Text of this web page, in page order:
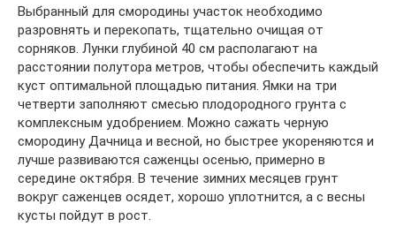
Выбранный для смородины участок необходимо
разровнять и перекопать, тщательно очищая от
сорняков. Лунки глубиной 40 см располагают на
расстоянии полутора метров, чтобы обеспечить каждый
куст оптимальной площадью питания. Ямки на три
четверти заполняют смесью плодородного грунта с
комплексным удобрением. Можно сажать черную
смородину Дачница и весной, но быстрее укореняются и
лучше развиваются саженцы осенью, примерно в
середине октября. В течение зимних месяцев грунт
вокруг саженцев осядет, хорошо уплотнится, а с весны
кусты пойдут в рост.